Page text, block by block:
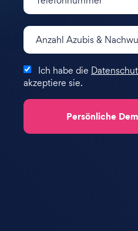
Ich habe die
akzeptiere sie.
Persönliche